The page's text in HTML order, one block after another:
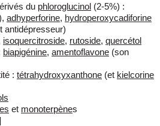
du phloroglucinol (2-5%) :
adhyperforine, hydroperoxycadiforine
antidépresseur)
isoquercitroside, rutoside, quercétol
biapigénine, amentoflavone (son
: tétrahydroxyxanthone (et kielcorine
et monoterpènes